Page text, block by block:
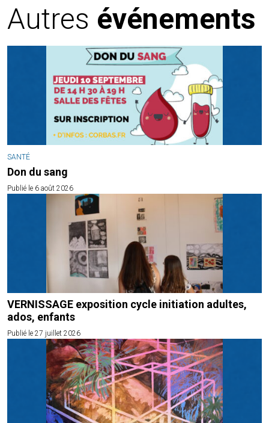
Autres événements
SANTÉ
Don du sang
Publié le 6 août 2026
VERNISSAGE exposition cycle initiation adultes,
ados, enfants
Publié le 27 juillet 2026